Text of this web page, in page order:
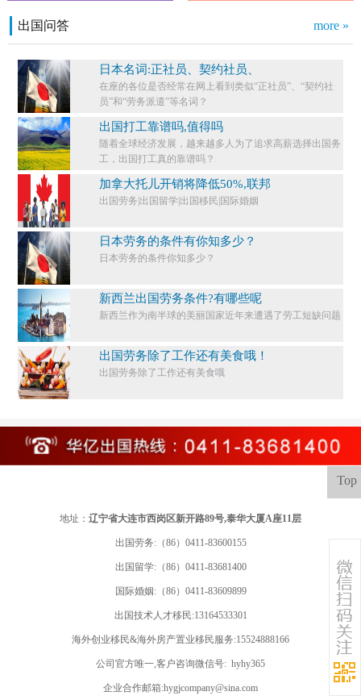
出国问答 more »
日本名词:正社员、契约社员、
在座的各位是否经常在网上看到类似“正社员”、“契约社
员”和“劳务派遣”等名词？
出国打工靠谱吗,值得吗
随着全球经济发展，越来越多人为了追求高薪选择出国务
工，出国打工真的靠谱吗？
加拿大托儿开销将降低50%,联邦
出国劳务|出国留学|出国移民|国际婚姻
日本劳务的条件有你知多少？
日本劳务的条件你知多少？​
新西兰出国劳务条件?有哪些呢
新西兰作为南半球的美丽国家近年来遭遇了劳工短缺问题
出国劳务除了工作还有美食哦！
出国劳务除了工作还有美食哦
Top
地址： 辽宁省大连市西岗区新开路89号,泰华大厦A座11层
出国劳务:（86）0411-83600155
出国留学:（86）0411-83681400
国际婚姻:（86）0411-83609899
出国技术人才移民:13164533301
海外创业移民&海外房产置业移民服务:15524888166
公司官方唯一,客户咨询微信号: hyhy365
企业合作邮箱:hygjcompany@sina.com